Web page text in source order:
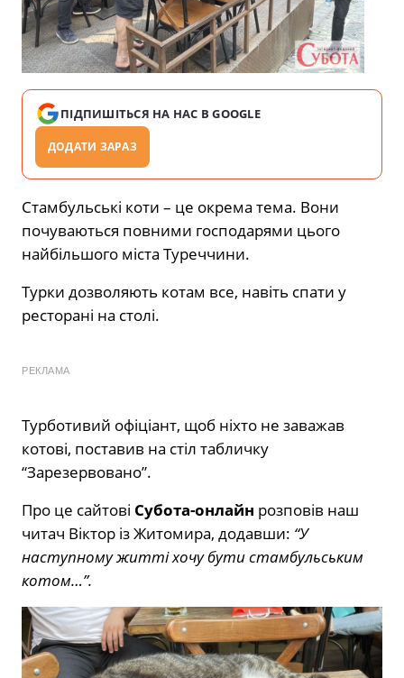
ПІДПИШІТЬСЯ НА НАС В GOOGLE
ДОДАТИ ЗАРАЗ
Стамбульські коти – це окрема тема. Вони
почуваються повними господарями цього
найбільшого міста Туреччини.
Турки дозволяють котам все, навіть спати у
ресторані на столі.
РЕКЛАМА
Турботивий офіціант, щоб ніхто не заважав
котові, поставив на стіл табличку
“Зарезервовано”.
Про це сайтові Субота-онлайн розповів наш
читач Віктор із Житомира, додавши: “У
наступному житті хочу бути стамбульським
котом…”.